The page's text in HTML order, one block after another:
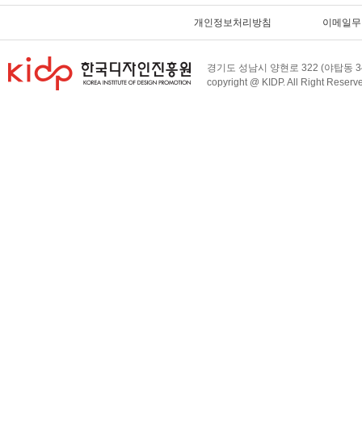
개인정보처리방침 이메일
경기도 성남시 양현로 322 (야탑동
copyright @ KIDP. All Right